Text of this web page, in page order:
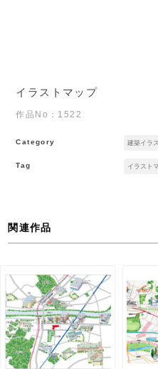
イラストマップ
作品No：1522
Category 建築イラ
Tag イラスト
関連作品